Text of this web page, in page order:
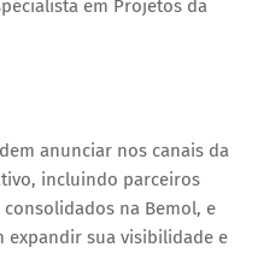
em Projetos da
anunciar nos canais da
incluindo parceiros
na Bemol, e
expandir sua visibilidade e